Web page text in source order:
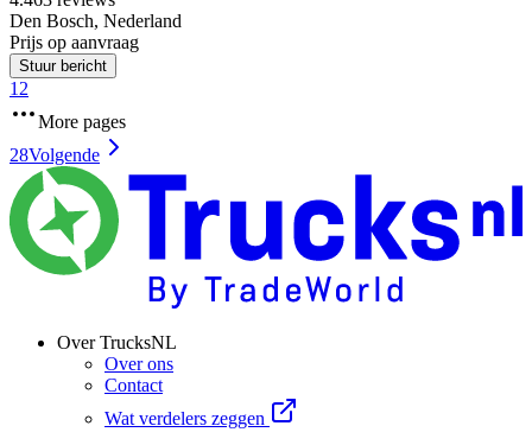
Den Bosch, Nederland
Prijs op aanvraag
Stuur bericht
1 2
More pages
28Volgende
Over TrucksNL
Over ons
Contact
Wat verdelers zeggen